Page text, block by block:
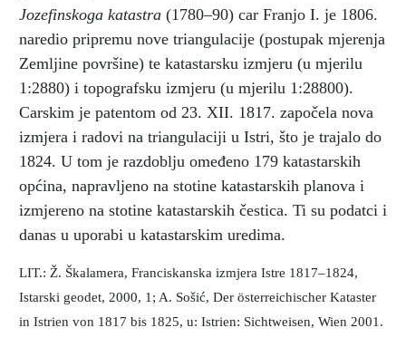
Jozefinskoga katastra (1780–90) car Franjo I. je 1806.
naredio pripremu nove triangulacije (postupak mjerenja
Zemljine površine) te katastarsku izmjeru (u mjerilu
1:2880) i topografsku izmjeru (u mjerilu 1:28800).
Carskim je patentom od 23. XII. 1817. započela nova
izmjera i radovi na triangulaciji u Istri, što je trajalo do
1824. U tom je razdoblju omeđeno 179 katastarskih
općina, napravljeno na stotine katastarskih planova i
izmjereno na stotine katastarskih čestica. Ti su podatci i
danas u uporabi u katastarskim uredima.
LIT.: Ž. Škalamera, Franciskanska izmjera Istre 1817–1824,
Istarski geodet, 2000, 1; A. Sošić, Der österreichischer Kataster
in Istrien von 1817 bis 1825, u: Istrien: Sichtweisen, Wien 2001.